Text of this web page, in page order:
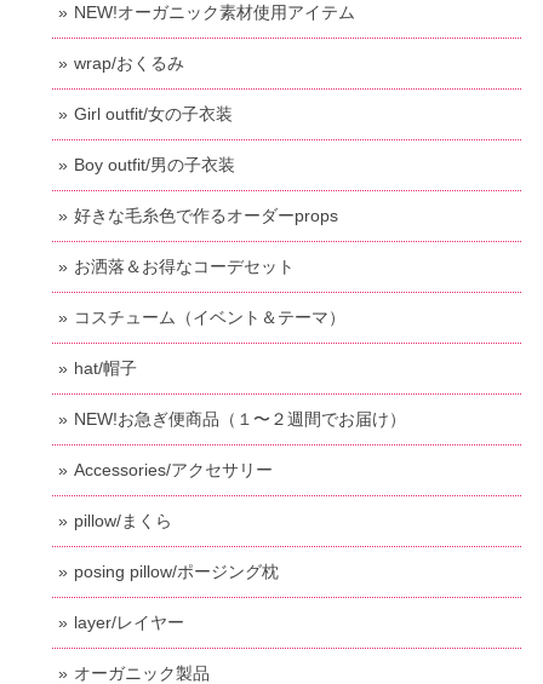
NEW!オーガニック素材使用アイテム
wrap/おくるみ
Girl outfit/女の子衣装
Boy outfit/男の子衣装
好きな毛糸色で作るオーダーprops
お洒落＆お得なコーデセット
コスチューム（イベント＆テーマ）
hat/帽子
NEW!お急ぎ便商品（１〜２週間でお届け）
Accessories/アクセサリー
pillow/まくら
posing pillow/ポージング枕
layer/レイヤー
オーガニック製品